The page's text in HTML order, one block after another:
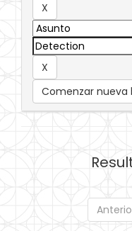
Comenzar nueva